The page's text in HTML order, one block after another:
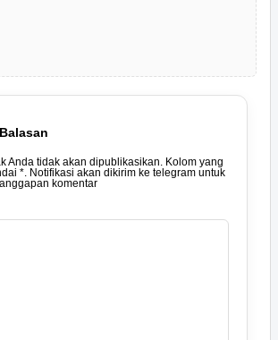
Anda tidak akan dipublikasikan. Kolom yang
*. Notifikasi akan dikirim ke telegram untuk
komentar